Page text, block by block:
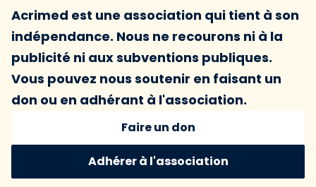
Acrimed est une association qui tient à son
indépendance. Nous ne recourons ni à la
publicité ni aux subventions publiques.
Vous pouvez nous soutenir en faisant un
don ou en adhérant à l'association.
Faire un don
Adhérer à l'association